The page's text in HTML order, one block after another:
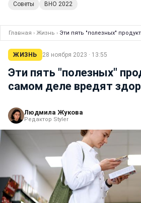
Советы ВНО 2022
Главная › Жизнь › Эти пять "полезных"
ЖИЗНЬ 28 ноября 2023 · 13:55
Эти пять "полезных"
самом деле вредят
Людмила Жукова
Редактор Styler